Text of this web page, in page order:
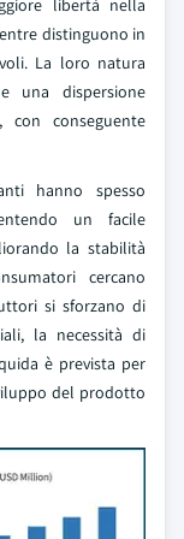
libertà nella
distinguono in
La loro natura
una dispersione
con conseguente
hanno spesso
un facile
la stabilità
cercano
si sforzano di
la necessità di
è prevista per
del prodotto